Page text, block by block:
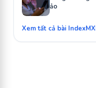
ảo
Xem tất cả bài